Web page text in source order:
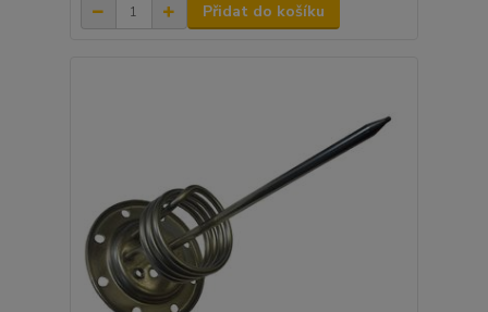
Přidat do košíku